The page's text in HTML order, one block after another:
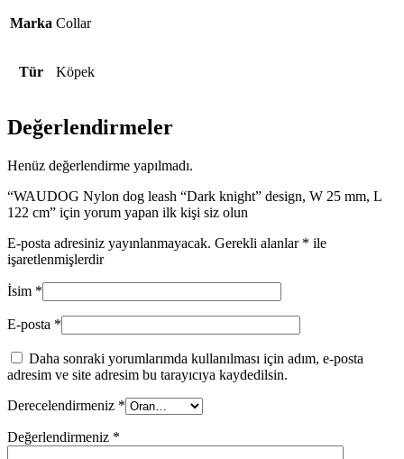
Marka Collar
Tür Köpek
Değerlendirmeler
Henüz değerlendirme yapılmadı.
“WAUDOG Nylon dog leash “Dark knight” design, W 25 mm, L
122 cm” için yorum yapan ilk kişi siz olun
E-posta adresiniz yayınlanmayacak. Gerekli alanlar * ile
işaretlenmişlerdir
İsim *
E-posta *
Daha sonraki yorumlarımda kullanılması için adım, e-posta
adresim ve site adresim bu tarayıcıya kaydedilsin.
Derecelendirmeniz *
Değerlendirmeniz *